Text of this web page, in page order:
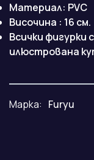
Материал: PVC
Височина : 16 см.
Всички фигурки
илюстрована
Марка: Furyu